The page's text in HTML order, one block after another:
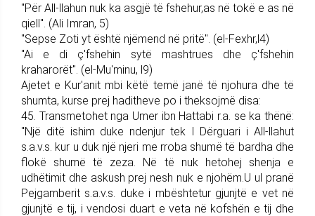
"Për All-llahun nuk ka asgjë të fshehur,as në tokë e as në
qiell". (Ali Imran, 5)
"Sepse Zoti yt është njëmend në pritë". (el-Fexhr,l4)
"Ai e di ç'fshehin sytë mashtrues dhe ç'fshehin
kraharorët". (el-Mu'minu, l9)
Ajetet e Kur'anit mbi këtë temë janë të njohura dhe të
shumta, kurse prej haditheve po i thekso­jmë disa:
45. Trans­me­tohet nga Umer ibn Hattabi r.a. se ka thënë:
"Një ditë ishim duke ndenjur tek I Dërguari i All-llahut
s.a.v.s. kur u duk një njeri me rroba shumë të bardha dhe
flokë shumë të zeza. Në të nuk hetohej shenja e
udhëtimit dhe askush prej nesh nuk e njohëm.U ul pranë
Pej­gam­be­rit s.a.v.s. duke i mbështetur gjunjtë e vet në
gjunjtë e tij, i vendosi duart e veta në kof­shën e tij dhe